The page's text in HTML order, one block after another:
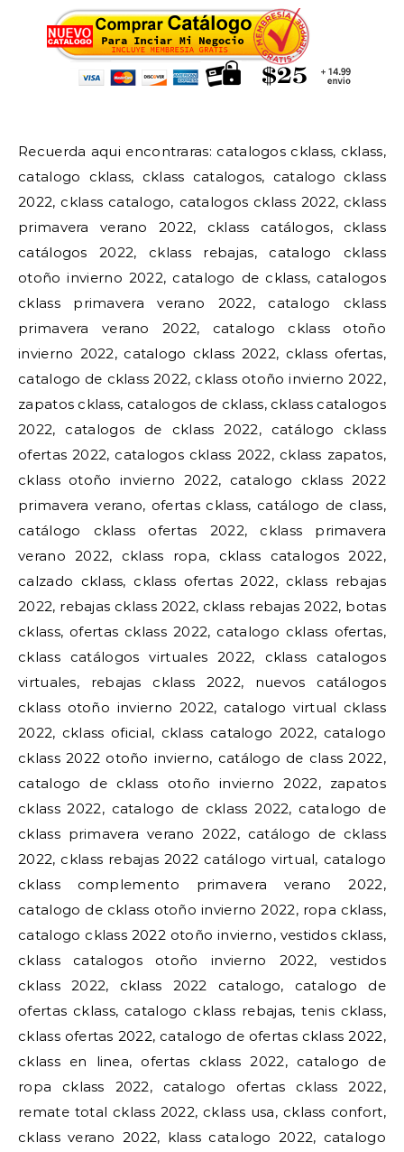
Recuerda aqui encontraras: catalogos cklass, cklass,
catalogo cklass, cklass catalogos, catalogo cklass
2022, cklass catalogo, catalogos cklass 2022, cklass
primavera verano 2022, cklass catálogos, cklass
catálogos 2022, cklass rebajas, catalogo cklass
otoño invierno 2022, catalogo de cklass, catalogos
cklass primavera verano 2022, catalogo cklass
primavera verano 2022, catalogo cklass otoño
invierno 2022, catalogo cklass 2022, cklass ofertas,
catalogo de cklass 2022, cklass otoño invierno 2022,
zapatos cklass, catalogos de cklass, cklass catalogos
2022, catalogos de cklass 2022, catálogo cklass
ofertas 2022, catalogos cklass 2022, cklass zapatos,
cklass otoño invierno 2022, catalogo cklass 2022
primavera verano, ofertas cklass, catálogo de class,
catálogo cklass ofertas 2022, cklass primavera
verano 2022, cklass ropa, cklass catalogos 2022,
calzado cklass, cklass ofertas 2022, cklass rebajas
2022, rebajas cklass 2022, cklass rebajas 2022, botas
cklass, ofertas cklass 2022, catalogo cklass ofertas,
cklass catálogos virtuales 2022, cklass catalogos
virtuales, rebajas cklass 2022, nuevos catálogos
cklass otoño invierno 2022, catalogo virtual cklass
2022, cklass oficial, cklass catalogo 2022, catalogo
cklass 2022 otoño invierno, catálogo de class 2022,
catalogo de cklass otoño invierno 2022, zapatos
cklass 2022, catalogo de cklass 2022, catalogo de
cklass primavera verano 2022, catálogo de cklass
2022, cklass rebajas 2022 catálogo virtual, catalogo
cklass complemento primavera verano 2022,
catalogo de cklass otoño invierno 2022, ropa cklass,
catalogo cklass 2022 otoño invierno, vestidos cklass,
cklass catalogos otoño invierno 2022, vestidos
cklass 2022, cklass 2022 catalogo, catalogo de
ofertas cklass, catalogo cklass rebajas, tenis cklass,
cklass ofertas 2022, catalogo de ofertas cklass 2022,
cklass en linea, ofertas cklass 2022, catalogo de
ropa cklass 2022, catalogo ofertas cklass 2022,
remate total cklass 2022, cklass usa, cklass confort,
cklass verano 2022, klass catalogo 2022, catalogo